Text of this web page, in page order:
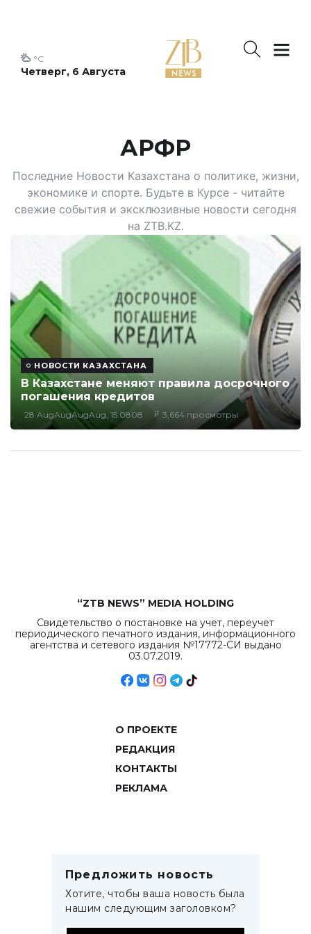
Четверг, 6 Августа
°C
АРФР
Последние Новости Казахстана о политике, жизни,
экономике и спорте. Будьте в Курсе - читайте
свежие события и эксклюзивные новости сегодня
на ZTB.KZ.
НОВОСТИ КАЗАХСТАНА
В Казахстане меняют правила досрочного
погашения кредитов
28 AugAugAugAug, 15:0808 3,664 просмотры
“ZTB NEWS” MEDIA HOLDING
Свидетельство о постановке на учет, переучет
периодического печатного издания, информационного
агентства и сетевого издания №17772-СИ выдано
03.07.2019.
О ПРОЕКТЕ
РЕДАКЦИЯ
КОНТАКТЫ
РЕКЛАМА
Предложить новость
Хотите, чтобы ваша новость была
нашим следующим заголовком?